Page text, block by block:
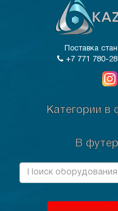
Поставка
+7 771 780-
Категории в
В